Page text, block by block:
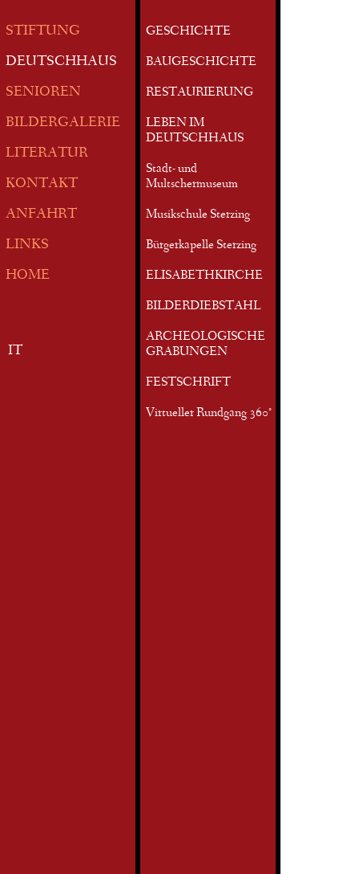
STIFTUNG
DEUTSCHHAUS
SENIOREN
BILDERGALERIE
LITERATUR
KONTAKT
ANFAHRT
LINKS
HOME
IT
GESCHICHTE
BAUGESCHICHTE
RESTAURIERUNG
LEBEN IM
DEUTSCHHAUS
Stadt- und
Multschermuseum
Musikschule Sterzing
Bürgerkapelle Sterzing
ELISABETHKIRCHE
BILDERDIEBSTAHL
ARCHEOLOGISCHE
GRABUNGEN
FESTSCHRIFT
Virtueller Rundgang 360°